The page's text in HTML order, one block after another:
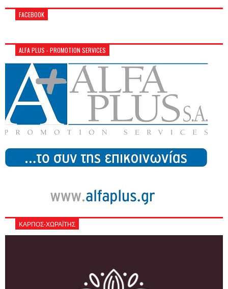
FACEBOOK
ALFA PLUS - PROMOTION SERVICES
ΚΑΡΠΟΣ-ΧΩΡΑΪΤΗΣ